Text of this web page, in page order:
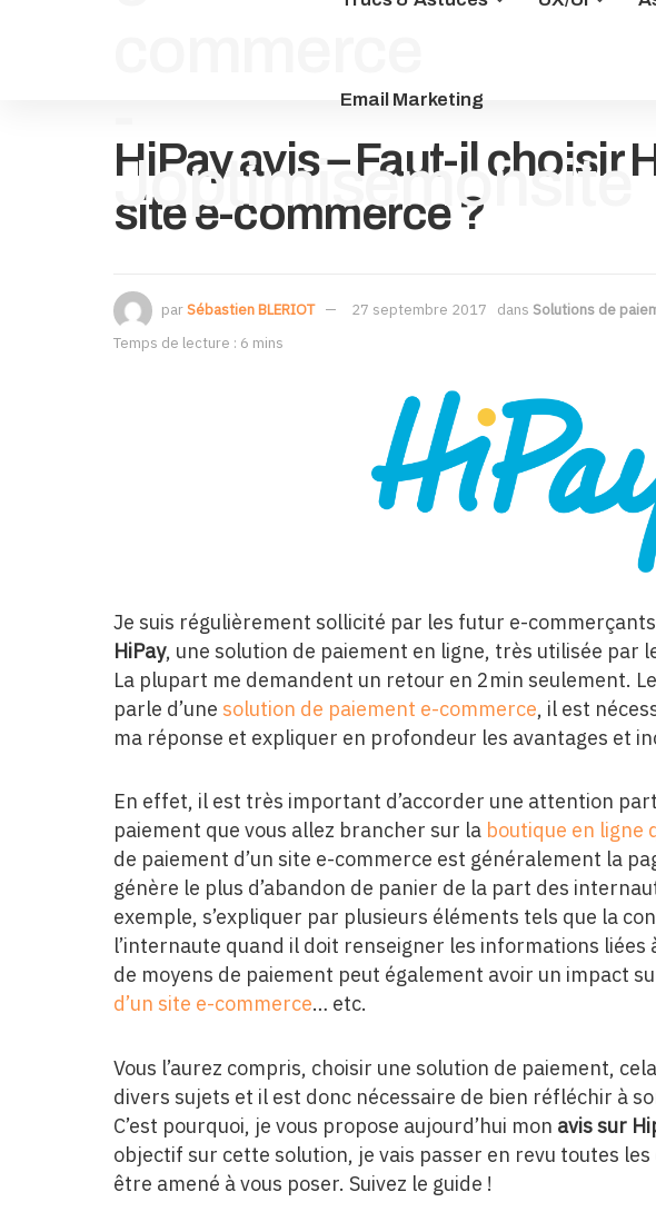
Email Marketing
HiPay avis – Faut-il choisir
site e-commerce ?
parSébastien BLERIOT 27 septembre 2017 dans Solutions de
Temps de lecture : 6 mins
Je suis régulièrement sollicité par les futur e-
HiPay, une solution de paiement en ligne, très utilisée par
La plupart me demandent un retour en 2min seulement.
parle d’une solution de paiement e-commerce, il est
ma réponse et expliquer en profondeur les avantages et
En effet, il est très important d’accorder une attention
paiement que vous allez brancher sur la boutique en ligne
de paiement d’un site e-commerce est généralement la
génère le plus d’abandon de panier de la part des
exemple, s’expliquer par plusieurs éléments tels que la
l’internaute quand il doit renseigner les informations liées
de moyens de paiement peut également avoir un impact
d’un site e-commerce… etc.
Vous l’aurez compris, choisir une solution de paiement,
divers sujets et il est donc nécessaire de bien réfléchir à
C’est pourquoi, je vous propose aujourd’hui mon avis sur
objectif sur cette solution, je vais passer en revu toutes
être amené à vous poser. Suivez le guide !